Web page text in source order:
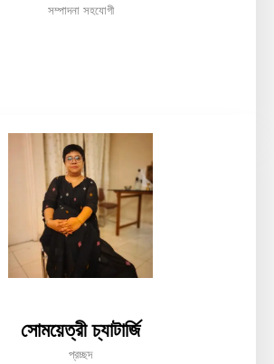
সম্পাদনা সহযোগী
সোময়েত্রী চ্যাটার্জি
প্রচ্ছদ